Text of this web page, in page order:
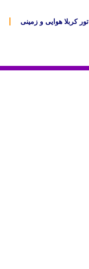
تور کربلا هوایی و زمینی